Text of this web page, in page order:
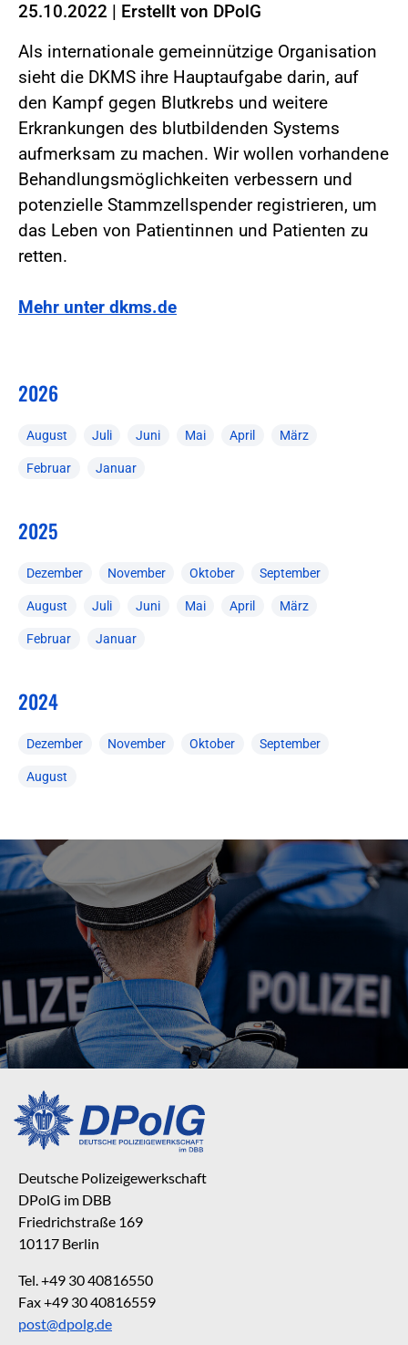
25.10.2022 | Erstellt von DPolG
Als internationale gemeinnützige Organisation
sieht die DKMS ihre Hauptaufgabe darin, auf
den Kampf gegen Blutkrebs und weitere
Erkrankungen des blutbildenden Systems
aufmerksam zu machen. Wir wollen vorhandene
Behandlungsmöglichkeiten verbessern und
potenzielle Stammzellspender registrieren, um
das Leben von Patientinnen und Patienten zu
retten.
Mehr unter dkms.de
2026
August Juli Juni Mai April März
Februar Januar
2025
Dezember November Oktober September
August Juli Juni Mai April März
Februar Januar
2024
Dezember November Oktober September
August
Deutsche Polizeigewerkschaft
DPolG im DBB
Friedrichstraße 169
10117 Berlin
Tel. +49 30 40816550
Fax +49 30 40816559
post@dpolg.de